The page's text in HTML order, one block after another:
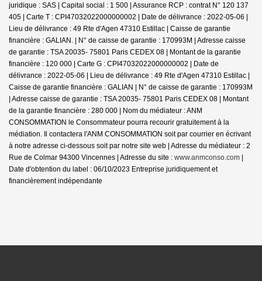
juridique : SAS | Capital social : 1 500 | Assurance RCP : contrat N° 120 137
405 | Carte T : CPI47032022000000002 | Date de délivrance : 2022-05-06 |
Lieu de délivrance : 49 Rte d'Agen 47310 Estillac | Caisse de garantie
financière : GALIAN. | N° de caisse de garantie : 170993M | Adresse caisse
de garantie : TSA 20035- 75801 Paris CEDEX 08 | Montant de la garantie
financière : 120 000 | Carte G : CPI47032022000000002 | Date de
délivrance : 2022-05-06 | Lieu de délivrance : 49 Rte d'Agen 47310 Estillac |
Caisse de garantie financière : GALIAN | N° de caisse de garantie : 170993M
| Adresse caisse de garantie : TSA 20035- 75801 Paris CEDEX 08 | Montant
de la garantie financière : 280 000 | Nom du médiateur : ANM
CONSOMMATION le Consommateur pourra recourir gratuitement à la
médiation. Il contactera l'ANM CONSOMMATION soit par courrier en écrivant
à notre adresse ci-dessous soit par notre site web | Adresse du médiateur : 2
Rue de Colmar 94300 Vincennes | Adresse du site : www.anmconso.com |
Date d'obtention du label : 06/10/2023 Entreprise juridiquement et
financièrement indépendante